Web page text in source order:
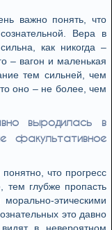
важно понять, что
Вера в
как никогда –
– вагон и маленькая
тем сильней, чем
оно – не более, чем
выродилась в
факультативное
что прогресс
тем глубже пропасть
этическими
это давно